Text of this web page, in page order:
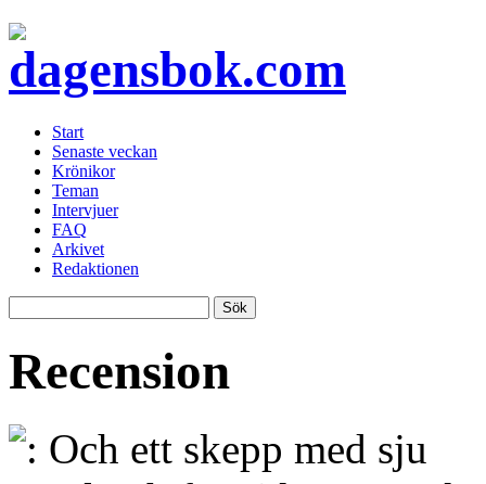
Start
Senaste veckan
Krönikor
Teman
Intervjuer
FAQ
Arkivet
Redaktionen
Recension